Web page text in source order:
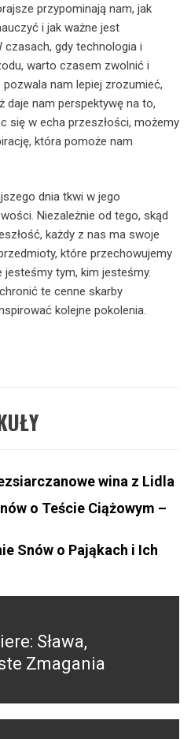
przypominają nam, jak
i jak ważne jest
czasach, gdy technologia i
warto czasem zwolnić i
nam lepiej zrozumieć,
daje nam perspektywę na to,
się w echa przeszłości, możemy
która pomoże nam
dnia tkwi w jego
Niezależnie od tego, skąd
każdy z nas ma swoje
które przechowujemy
jesteśmy tym, kim jesteśmy.
te cenne skarby
kolejne pokolenia.
wina z Lidla
o Teście Ciążowym –
Snów o Pająkach i Ich
Sława,
Zmagania